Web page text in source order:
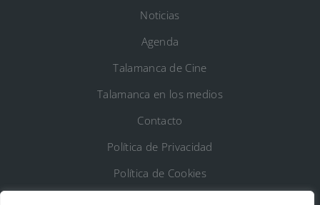
Noticias
Agenda
Talamanca de Cine
Talamanca en los medios
Contacto
Política de Privacidad
Política de Cookies